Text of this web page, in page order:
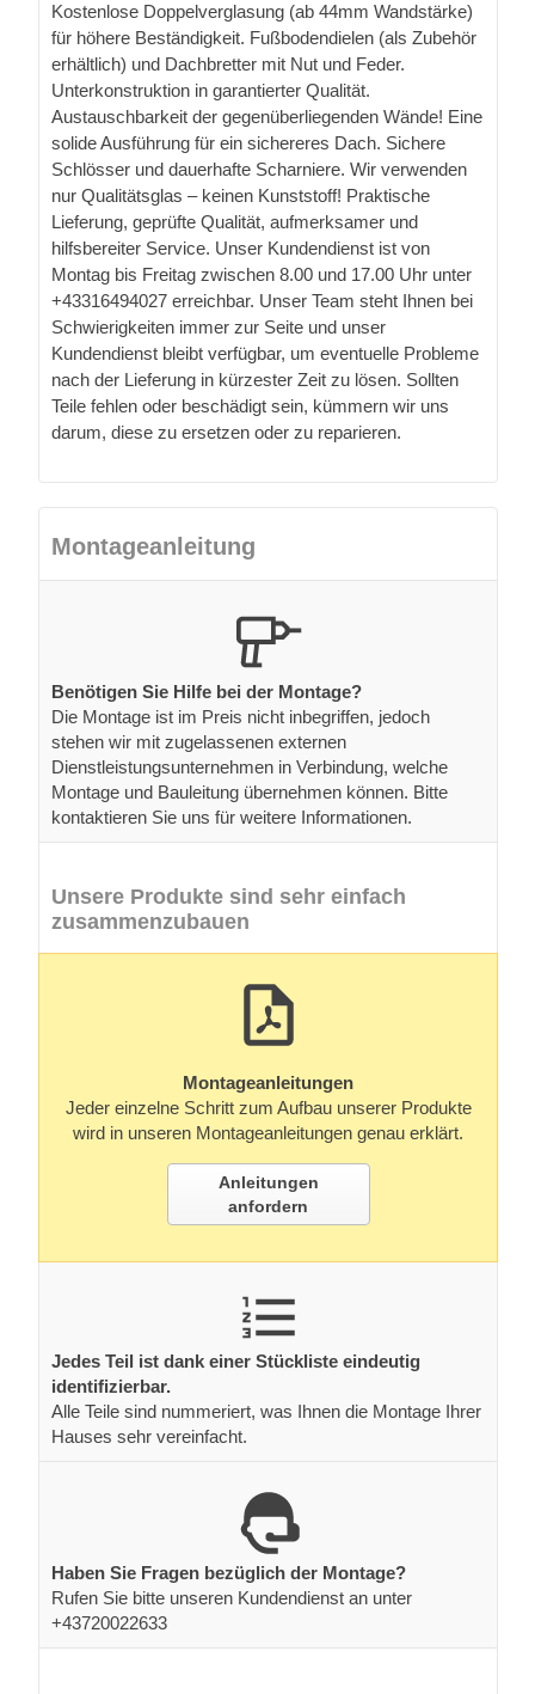
Kostenlose Doppelverglasung (ab 44mm Wandstärke)
für höhere Beständigkeit. Fußbodendielen (als Zubehör
erhältlich) und Dachbretter mit Nut und Feder.
Unterkonstruktion in garantierter Qualität.
Austauschbarkeit der gegenüberliegenden Wände! Eine
solide Ausführung für ein sichereres Dach. Sichere
Schlösser und dauerhafte Scharniere. Wir verwenden
nur Qualitätsglas – keinen Kunststoff! Praktische
Lieferung, geprüfte Qualität, aufmerksamer und
hilfsbereiter Service. Unser Kundendienst ist von
Montag bis Freitag zwischen 8.00 und 17.00 Uhr unter
+43316494027 erreichbar. Unser Team steht Ihnen bei
Schwierigkeiten immer zur Seite und unser
Kundendienst bleibt verfügbar, um eventuelle Probleme
nach der Lieferung in kürzester Zeit zu lösen. Sollten
Teile fehlen oder beschädigt sein, kümmern wir uns
darum, diese zu ersetzen oder zu reparieren.
Montageanleitung
Benötigen Sie Hilfe bei der Montage?
Die Montage ist im Preis nicht inbegriffen, jedoch
stehen wir mit zugelassenen externen
Dienstleistungsunternehmen in Verbindung, welche
Montage und Bauleitung übernehmen können. Bitte
kontaktieren Sie uns für weitere Informationen.
Unsere Produkte sind sehr einfach
zusammenzubauen
Montageanleitungen
Jeder einzelne Schritt zum Aufbau unserer Produkte
wird in unseren Montageanleitungen genau erklärt.
Anleitungen
anfordern
Jedes Teil ist dank einer Stückliste eindeutig
identifizierbar.
Alle Teile sind nummeriert, was Ihnen die Montage Ihrer
Hauses sehr vereinfacht.
Haben Sie Fragen bezüglich der Montage?
Rufen Sie bitte unseren Kundendienst an unter
+43720022633